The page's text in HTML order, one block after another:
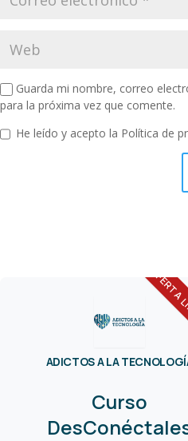
Guarda mi nombre, correo
para la próxima vez que comente.
He leído y acepto la Política de
ADICTOS A LA
Curso